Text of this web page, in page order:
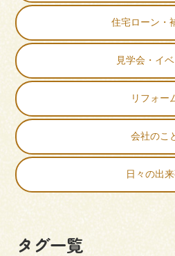
住宅ローン・
見学会・イ
リフォー
会社のこ
日々の出
タグ一覧